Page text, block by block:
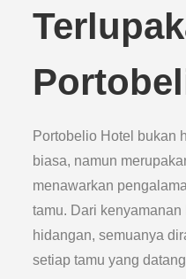
Portobelio Hotel bukan
biasa, namun
menawarkan
tamu. Dari
hidangan, semuanya
setiap tamu yang